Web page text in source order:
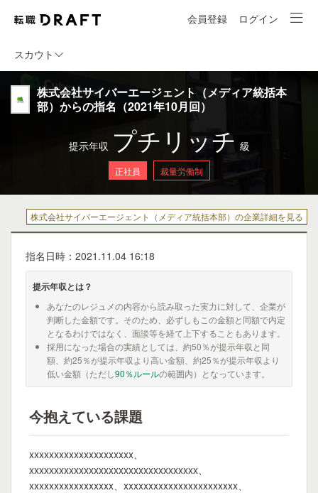
会員登録 ログイン
スカウト
株式会社サイバーエージェント（メディア統括本
部）からの指名（2021年10月回）
提示年収 プチリッチ 級
正社員 裁量労働制
株式会社サイバーエージェント（メディア統括本部）の企業詳細を見る
指名日時：2021.11.04 16:18
提示年収とは？
あなたのレジュメの内容から読み取った実力に対して、企業が
判断した金額です。そのため、必ずしもこの金額と同額で内定
となるわけではなく、面談等を経て上下することもあります。
採用になった場合の実績としては、約50％が提示年収と同
額、約25％が提示年収より高い金額、約25％が提示年収より
低い金額（ただし90％ルールの範囲内）となっています。
今抱えている課題
xxxxxxxxxxxxxxxxxxxxx、
xxxxxxxxxxxxxxxxxxxxxxxxxxxxxxxxxx、
xxxxxxxxxxxxxxxxx、xxxxxxxxxxxxxxxxxxxxxxx、